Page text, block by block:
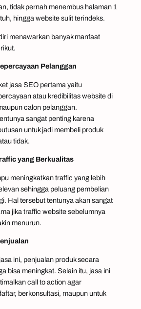
tidak pernah menembus halaman 1
hingga website sulit terindeks.
menawarkan banyak manfaat
Pelanggan
jasa SEO pertama yaitu
atau kredibilitas website di
calon pelanggan.
sangat penting karena
untuk jadi membeli produk
tidak.
yang Berkualitas
meningkatkantraffic yang lebih
sehingga peluang pembelian
Hal tersebut tentunya akan sangat
jika traffic website sebelumnya
menurun.
ini, penjualan produk secara
bisa meningkat. Selain itu, jasa ini
call to actionagar
berkonsultasi, maupun untuk